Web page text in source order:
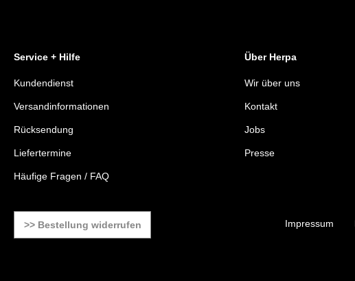
Service + Hilfe
Kundendienst
Versandinformationen
Rücksendung
Liefertermine
Häufige Fragen / FAQ
Über Herpa
Wir über uns
Kontakt
Jobs
Presse
>> Bestellung widerrufen Impressum